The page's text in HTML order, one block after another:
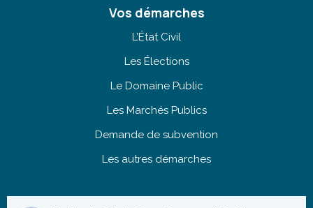
Vos démarches
L’État Civil
Les Élections
Le Domaine Public
Les Marchés Publics
Demande de subvention
Les autres démarches